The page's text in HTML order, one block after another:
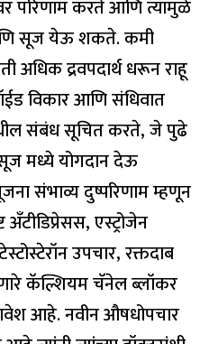
परिणाम करते आणि त्यामुळे
सूज येऊ शकते. कमी
अधिक द्रवपदार्थ धरून राहू
विकार आणि संधिवात
संबंध सूचित करते, जे पुढे
मध्ये योगदान देऊ
संभाव्य दुष्परिणाम म्हणून
एस्ट्रोजेन
उपचार, रक्तदाब
कॅल्शियम चॅनेल ब्लॉकर
आहे. नवीन औषधोपचार